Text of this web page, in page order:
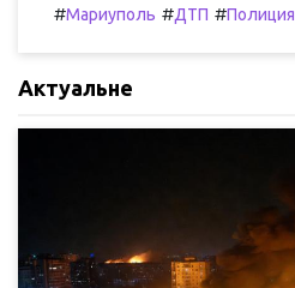
#Мариуполь #ДТП #Полиция
Актуальне